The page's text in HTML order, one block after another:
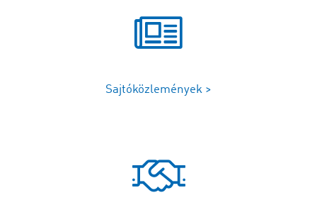
Sajtóközlemények >